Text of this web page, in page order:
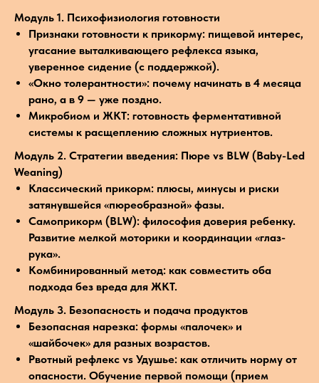
Модуль 1. Психофизиология готовности
Признаки готовности к прикорму: пищевой интерес,
угасание выталкивающего рефлекса языка,
уверенное сидение (с поддержкой).
«Окно толерантности»: почему начинать в 4 месяца
рано, а в 9 — уже поздно.
Микробиом и ЖКТ: готовность ферментативной
системы к расщеплению сложных нутриентов.
Модуль 2. Стратегии введения: Пюре vs BLW (Baby-Led
Weaning)
Классический прикорм: плюсы, минусы и риски
затянувшейся «пюреобразной» фазы.
Самоприкорм (BLW): философия доверия ребенку.
Развитие мелкой моторики и координации «глаз-
рука».
Комбинированный метод: как совместить оба
подхода без вреда для ЖКТ.
Модуль 3. Безопасность и подача продуктов
Безопасная нарезка: формы «палочек» и
«шайбочек» для разных возрастов.
Рвотный рефлекс vs Удушье: как отличить норму от
опасности. Обучение первой помощи (прием